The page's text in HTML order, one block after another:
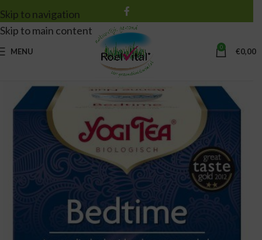
Skip to navigation
Skip to main content
MENU 0 €0,00